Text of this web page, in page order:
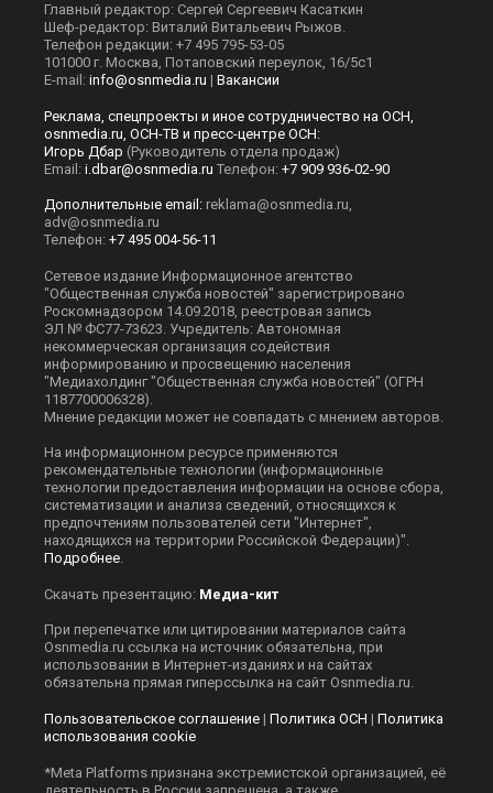
Главный редактор: Сергей Сергеевич Касаткин
Шеф-редактор: Виталий Витальевич Рыжов.
Телефон редакции: +7 495 795-53-05
101000 г. Москва, Потаповский переулок, 16/5с1
E-mail: info@osnmedia.ru | Вакансии
Реклама, спецпроекты и иное сотрудничество на ОСН,
osnmedia.ru, ОСН-ТВ и пресс-центре ОСН:
Игорь Дбар (Руководитель отдела продаж)
Email: i.dbar@osnmedia.ru Телефон: +7 909 936-02-90
Дополнительные email: reklama@osnmedia.ru,
adv@osnmedia.ru
Телефон: +7 495 004-56-11
Сетевое издание Информационное агентство
"Общественная служба новостей" зарегистрировано
Роскомнадзором 14.09.2018, реестровая запись
ЭЛ № ФС77-73623. Учредитель: Автономная
некоммерческая организация содействия
информированию и просвещению населения
"Медиахолдинг "Общественная служба новостей" (ОГРН
1187700006328).
Мнение редакции может не совпадать с мнением авторов.
На информационном ресурсе применяются
рекомендательные технологии (информационные
технологии предоставления информации на основе сбора,
систематизации и анализа сведений, относящихся к
предпочтениям пользователей сети "Интернет",
находящихся на территории Российской Федерации)".
Подробнее.
Скачать презентацию: Медиа-кит
При перепечатке или цитировании материалов сайта
Оsnmedia.ru ссылка на источник обязательна, при
использовании в Интернет-изданиях и на сайтах
обязательна прямая гиперссылка на сайт Оsnmedia.ru.
Пользовательское соглашение | Политика ОСН | Политика
использования cookie
*Meta Platforms признана экстремистской организацией, её